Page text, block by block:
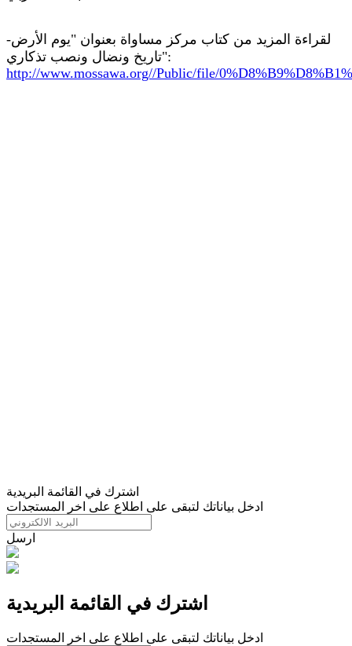
لقراءة المزيد من كتاب مركز مساواة بعنوان "يوم الأرض-
تاريخ ونضال ونصب تذكاري":
http://www.mossawa.org//Public/file/
اشترك في القائمة البريدية
ادخل بياناتك لتبقى على اطلاع على اخر المستجدات
ارسل
اشترك في القائمة البريدية
ادخل بياناتك لتبقى على اطلاع على اخر المستجدات